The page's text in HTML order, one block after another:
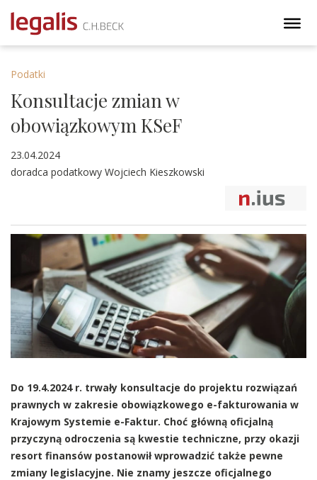
Podatki
Konsultacje zmian w
obowiązkowym KSeF
23.04.2024
doradca podatkowy Wojciech Kieszkowski
Do 19.4.2024 r. trwały konsultacje do projektu rozwiązań
prawnych w zakresie obowiązkowego e-fakturowania w
Krajowym Systemie e-Faktur. Choć główną oficjalną
przyczyną odroczenia są kwestie techniczne, przy okazji
resort finansów postanowił wprowadzić także pewne
zmiany legislacyjne. Nie znamy jeszcze oficjalnego